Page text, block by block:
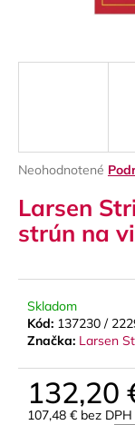
Priemerné
produktu
je
0,0
Neohodnotené
Larsen
strún na
Skladom
Kód: 137230 /
Značka: Larsen
132,20
107,48 € bez DPH
ť
?
O
d